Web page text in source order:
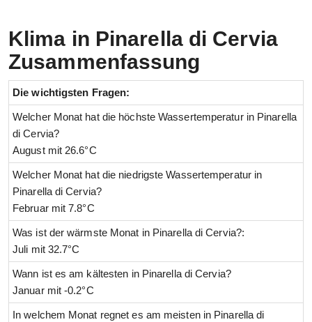
Klima in Pinarella di Cervia
Zusammenfassung
Die wichtigsten Fragen:
Welcher Monat hat die höchste Wassertemperatur in Pinarella
di Cervia?
August mit 26.6°C
Welcher Monat hat die niedrigste Wassertemperatur in
Pinarella di Cervia?
Februar mit 7.8°C
Was ist der wärmste Monat in Pinarella di Cervia?:
Juli mit 32.7°C
Wann ist es am kältesten in Pinarella di Cervia?
Januar mit -0.2°C
In welchem Monat regnet es am meisten in Pinarella di